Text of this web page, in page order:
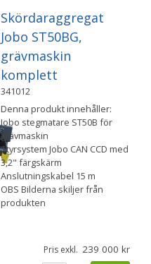
Skördaraggregat
Jobo ST50BG,
grävmaskin
komplett
341012
Denna produkt innehåller:
Jobo stegmatare ST50B för
grävmaskin
Styrsystem Jobo CAN CCD med
3,2" färgskärm
Anslutningskabel 15 m
OBS Bilderna skiljer från
produkten
Pris exkl. 239 000